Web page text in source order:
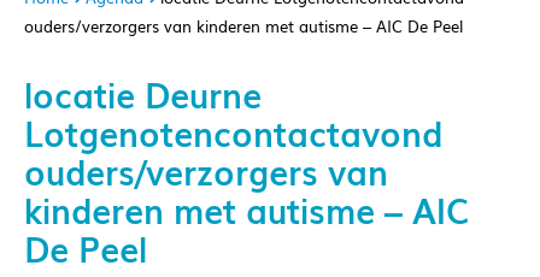
ouders/verzorgers van kinderen met autisme – AIC De Peel
locatie Deurne
Lotgenotencontactavond
ouders/verzorgers van
kinderen met autisme – AIC
De Peel